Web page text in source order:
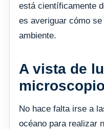
está científicamente
es averiguar cómo
ambiente.
A vista de
microscopio
No hace falta irse a
océano para realizar